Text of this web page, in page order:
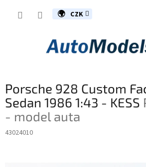
CZK
Porsche 928 Custom
Sedan 1986 1:43 - KESS
- model auta
43024010